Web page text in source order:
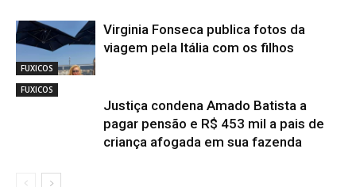
FUXICOS
Virginia Fonseca publica fotos da
viagem pela Itália com os filhos
FUXICOS
Justiça condena Amado Batista a
pagar pensão e R$ 453 mil a pais de
criança afogada em sua fazenda